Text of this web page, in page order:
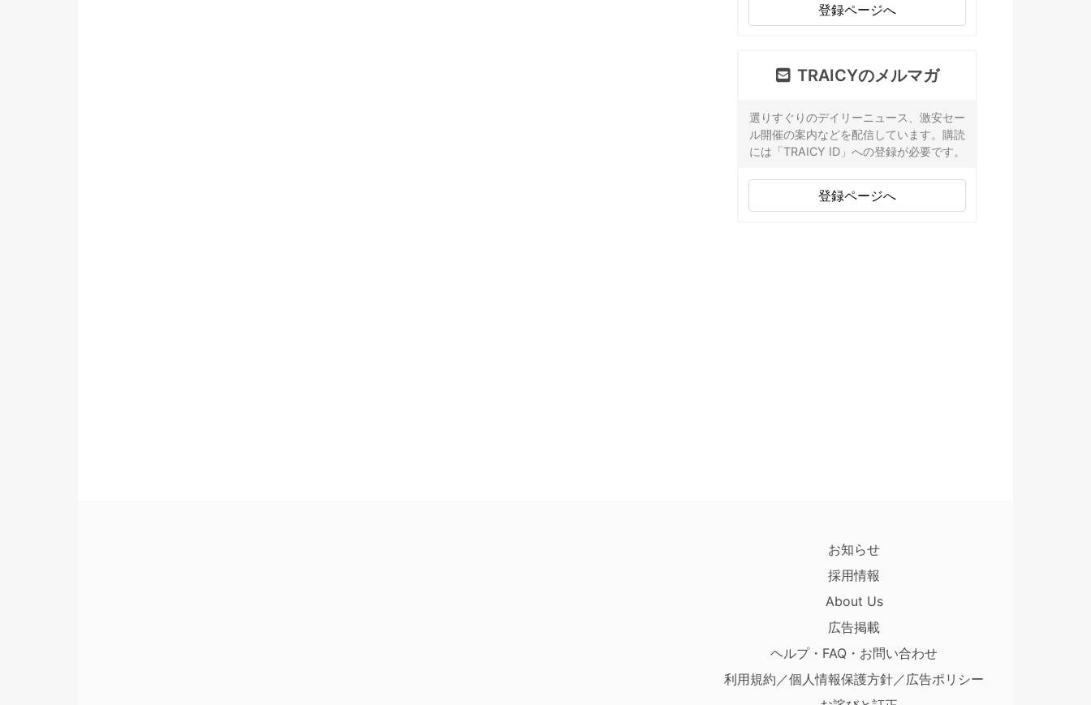
登録ページへ
TRAICYのメルマガ
選りすぐりのデイリーニュース、激安セー
ル開催の案内などを配信しています。購読
には「TRAICY ID」への登録が必要です。
登録ページへ
お知らせ
採用情報
About Us
広告掲載
ヘルプ・FAQ・お問い合わせ
利用規約／個人情報保護方針／広告ポリシー